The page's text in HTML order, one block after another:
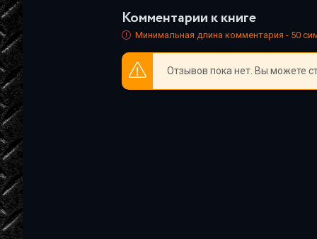
Комментарии к книге
Минимальная длина комментария - 50
Отзывов пока нет. Вы можете